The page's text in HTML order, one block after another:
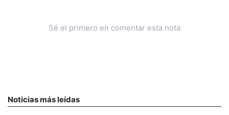
Sé el primero en comentar esta nota
Noticias más leídas